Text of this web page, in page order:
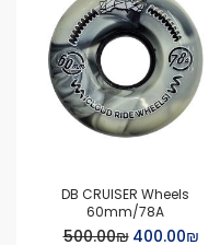
DB CRUISER Wheels
60mm/78A
Special
₪‏400.00
₪‏500.00